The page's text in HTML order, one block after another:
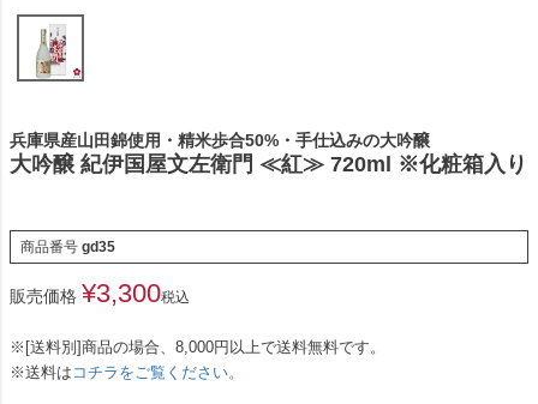
兵庫県産山田錦使用・精米歩合50%・手仕込みの大吟醸
大吟醸 紀伊国屋文左衛門 ≪紅≫ 720ml ※化粧箱入り
商品番号 gd35
販売価格 ¥3,300税込
※[送料別]商品の場合、8,000円以上で送料無料です。
※送料は コチラをご覧ください。